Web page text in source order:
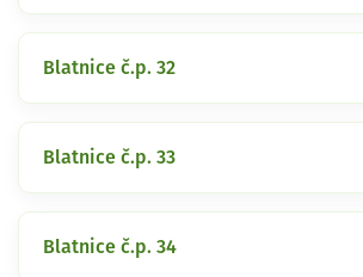
Blatnice č.p. 32
Blatnice č.p. 33
Blatnice č.p. 34